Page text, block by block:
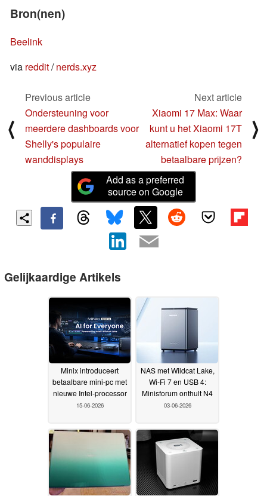
Bron(nen)
Beelink
via reddit/nerds.xyz
⟨
Previous article
Ondersteuning voor
meerdere dashboards voor
Shelly's populaire
wanddisplays
Next article
Xiaomi 17 Max: Waar
kunt u het Xiaomi 17T
alternatief kopen tegen
betaalbare prijzen?
⟩
Add as a preferred
source on Google
Gelijkaardige Artikels
Minix introduceert
betaalbare mini-pc met
nieuwe Intel-processor
15-06-2026
NAS met Wildcat Lake,
Wi-Fi 7 en USB 4:
Minisforum onthult N4
03-06-2026